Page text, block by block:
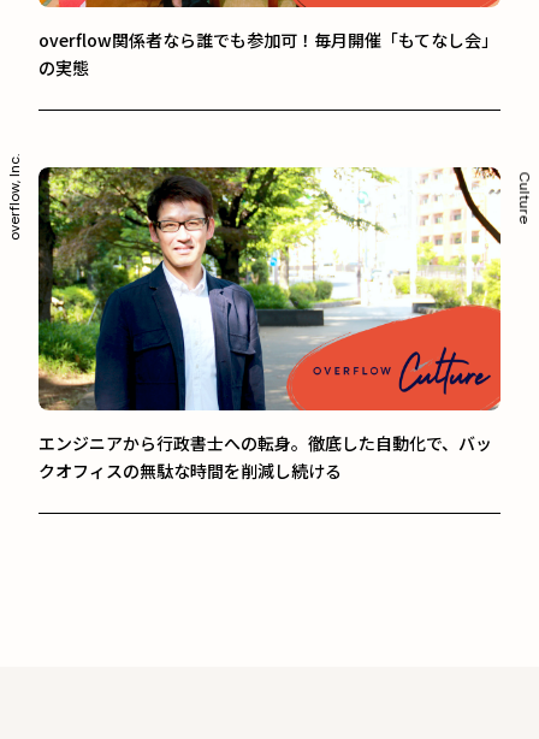
overflow, Inc. Culture
overflow関係者なら誰でも参加可！毎月開催「もてなし会」
の実態
エンジニアから行政書士への転身。徹底した自動化で、バッ
クオフィスの無駄な時間を削減し続ける